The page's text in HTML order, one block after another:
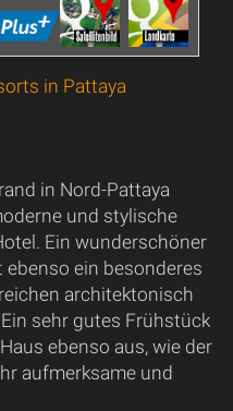
in Pattaya
in Nord-Pattaya
und stylische
Ein wunderschöner
ein besonderes
architektonisch
sehr gutes Frühstück
ebenso aus, wie der
aufmerksame und